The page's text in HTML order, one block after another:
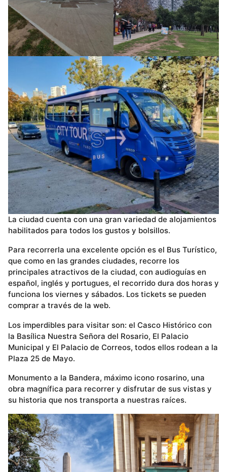
La ciudad cuenta con una gran variedad de alojamientos
habilitados para todos los gustos y bolsillos.
Para recorrerla una excelente opción es el Bus Turístico,
que como en las grandes ciudades, recorre los
principales atractivos de la ciudad, con audioguías en
español, inglés y portugues, el recorrido dura dos horas y
funciona los viernes y sábados. Los tickets se pueden
comprar a través de la web.
Los imperdibles para visitar son: el Casco Histórico con
la Basílica Nuestra Señora del Rosario, El Palacio
Municipal y El Palacio de Correos, todos ellos rodean a la
Plaza 25 de Mayo.
Monumento a la Bandera, máximo icono rosarino, una
obra magnífica para recorrer y disfrutar de sus vistas y
su historia que nos transporta a nuestras raíces.